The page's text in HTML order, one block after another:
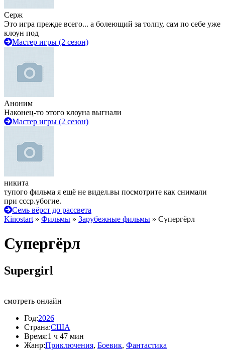
Серж
Это игра прежде всего... а болеющий за толпу, сам по себе уже
клоун под
Мастер игры (2 сезон)
Аноним
Наконец-то этого клоуна выгнали
Мастер игры (2 сезон)
никита
тупого фильма я ещё не видел.вы посмотрите как снимали
при ссср.убогие.
Семь вёрст до рассвета
Kinostart » Фильмы » Зарубежные фильмы » Супергёрл
Супергёрл
Supergirl
смотреть онлайн
Год:2026
Страна:США
Время:1 ч 47 мин
Жанр:Приключения, Боевик, Фантастика